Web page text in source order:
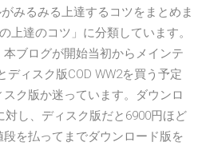
みるみる上達するコツをまとめま
上達のコツ」に分類しています。
ブログが開始当初からメインテ
ディスク版COD WW2を買う予定
ク版か迷っています。ダウンロ
対し、ディスク版だと6900円ほど
を払ってまでダウンロード版を